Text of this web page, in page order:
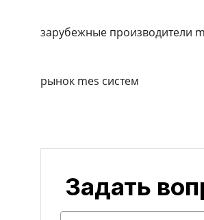
зарубежные производители
рынок mes систем
Задать